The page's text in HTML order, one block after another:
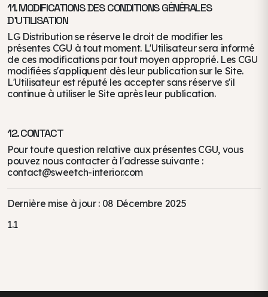
11. MODIFICATIONS DES CONDITIONS GÉNÉRALES
D'UTILISATION
LG Distribution se réserve le droit de modifier les
présentes CGU à tout moment. L'Utilisateur sera informé
de ces modifications par tout moyen approprié. Les CGU
modifiées s'appliquent dès leur publication sur le Site.
L'Utilisateur est réputé les accepter sans réserve s'il
continue à utiliser le Site après leur publication.
12. CONTACT
Pour toute question relative aux présentes CGU, vous
pouvez nous contacter à l'adresse suivante :
contact@sweetch-interior.com
Dernière mise à jour : 08 Décembre 2025
1.1